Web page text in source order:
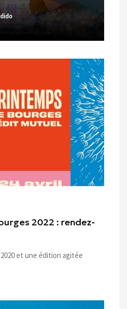
2022 : rendez-
et une édition agitée